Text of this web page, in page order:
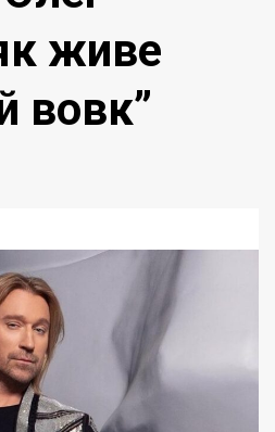
живе
вовк”